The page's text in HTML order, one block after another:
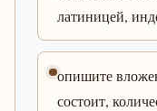
латиницей,
опишите
состоит,